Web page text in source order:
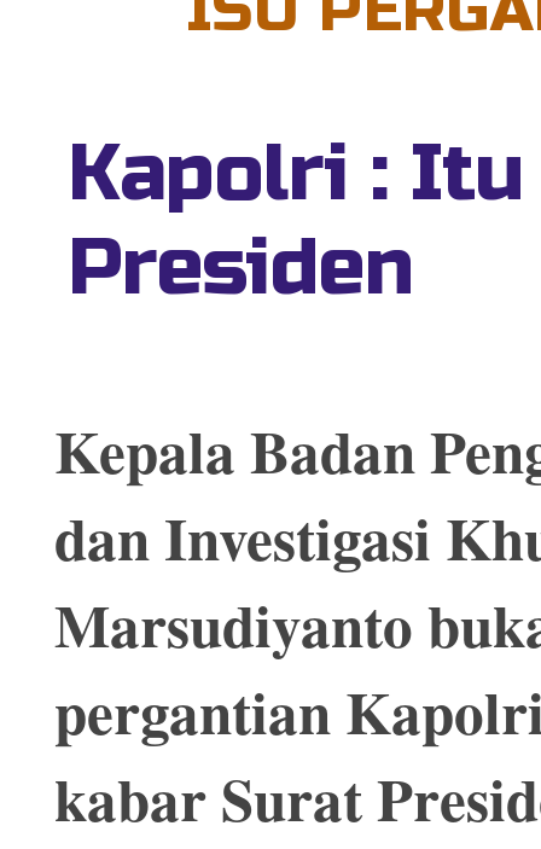
Kapolri :
Presiden
Kepala Badan
dan Investigasi
Marsudiyanto
pergantian
kabar Surat